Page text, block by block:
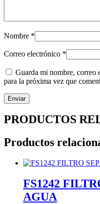
Nombre *
Correo electrónico *
Guarda mi nombre, correo
para la próxima vez que
PRODUCTOS
Productos
FS1242
AGUA